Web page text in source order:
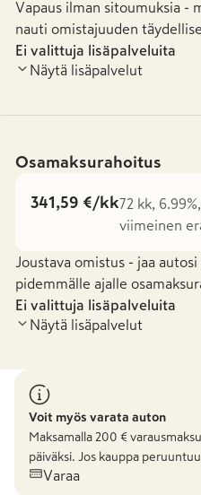
Vapaus ilman sitoumuksia -
nauti omistajuuden
Ei valittuja lisäpalveluita
Näytä lisäpalvelut
Osamaksurahoitus
341,59 €/kk72 kk,
viimeinen
Joustava omistus - jaa
pidemmälle ajalle
Ei valittuja lisäpalveluita
Näytä lisäpalvelut
Voit myös varata auton
Maksamalla 200 €
päiväksi. Jos kauppa
Varaa